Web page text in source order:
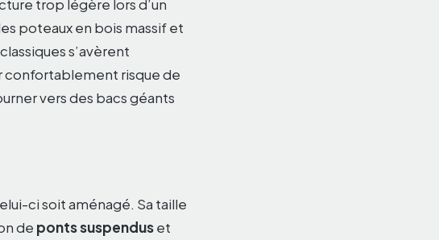
trop légère lors d’un
poteaux en bois massif et
s’avèrent
confortablement risque de
vers des bacs géants
ci soit aménagé. Sa taille
de ponts suspenduset